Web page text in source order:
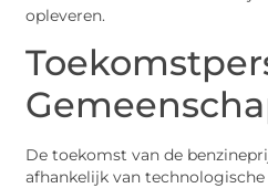
opleveren.
De toekomst van de
afhankelijk van